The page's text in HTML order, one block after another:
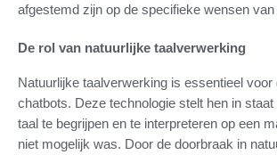
afgestemd zijn op de specifieke wensen van
De rol van natuurlijke taalverwerking
Natuurlijke taalverwerking is essentieel
chatbots. Deze technologie stelt hen in
taal te begrijpen en te interpreteren op een
niet mogelijk was. Door de doorbraak in